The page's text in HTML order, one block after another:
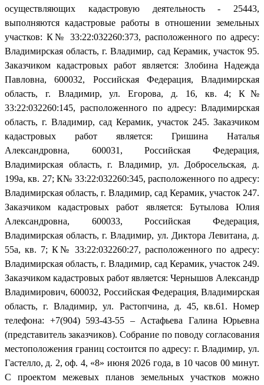
осуществляющих кадастровую деятельность - 25443,
выполняются кадастровые работы в отношении земельных
участков: К№ 33:22:032260:373, расположенного по адресу:
Владимирская область, г. Владимир, сад Керамик, участок 95.
Заказчиком кадастровых работ является: Злобина Надежда
Павловна, 600032, Российская Федерация, Владимирская
область, г. Владимир, ул. Егорова, д. 16, кв. 4; К№
33:22:032260:145, расположенного по адресу: Владимирская
область, г. Владимир, сад Керамик, участок 245. Заказчиком
кадастровых работ является: Гришина Наталья
Александровна, 600031, Российская Федерация,
Владимирская область, г. Владимир, ул. Добросельская, д.
199а, кв. 27; К№ 33:22:032260:345, расположенного по адресу:
Владимирская область, г. Владимир, сад Керамик, участок 247.
Заказчиком кадастровых работ является: Бутылова Юлия
Александровна, 600033, Российская Федерация,
Владимирская область, г. Владимир, ул. Диктора Левитана, д.
55а, кв. 7; К№ 33:22:032260:27, расположенного по адресу:
Владимирская область, г. Владимир, сад Керамик, участок 249.
Заказчиком кадастровых работ является: Чернышов Александр
Владимирович, 600032, Российская Федерация, Владимирская
область, г. Владимир, ул. Растопчина, д. 45, кв.61. Номер
телефона: +7(904) 593-43-55 – Астафьева Галина Юрьевна
(представитель заказчиков). Собрание по поводу согласования
местоположения границ состоится по адресу: г. Владимир, ул.
Гастелло, д. 2, оф. 4, «8» июня 2026 года, в 10 часов 00 минут.
С проектом межевых планов земельных участков можно